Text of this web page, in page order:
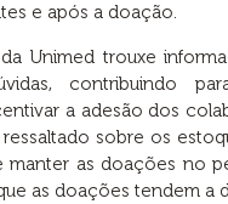
e após a doação.
Unimed trouxe
contribuindo
a adesão dos
sobre os
manter as doações no
as doações tendem a